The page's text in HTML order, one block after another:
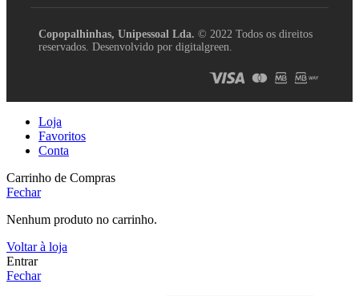
Copopalhinhas, Unipessoal Lda. © 2022 Todos os direitos
reservados. Desenvolvido por digitalgreen.
Loja
Favoritos
Conta
Carrinho de Compras
Fechar
Nenhum produto no carrinho.
Voltar à loja
Entrar
Fechar